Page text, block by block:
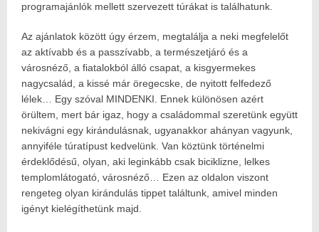
programajánlók mellett szervezett túrákat is találhatunk.
Az ajánlatok között úgy érzem, megtalálja a neki megfelelőt
az aktívabb és a passzívabb, a természetjáró és a
városnéző, a fiatalokból álló csapat, a kisgyermekes
nagycsalád, a kissé már öregecske, de nyitott felfedező
lélek… Egy szóval MINDENKI. Ennek különösen azért
örültem, mert bár igaz, hogy a családommal szeretünk együtt
nekivágni egy kirándulásnak, ugyanakkor ahányan vagyunk,
annyiféle túratípust kedvelünk. Van köztünk történelmi
érdeklődésű, olyan, aki leginkább csak biciklizne, lelkes
templomlátogató, városnéző… Ezen az oldalon viszont
rengeteg olyan kirándulás tippet találtunk, amivel minden
igényt kielégíthetünk majd.